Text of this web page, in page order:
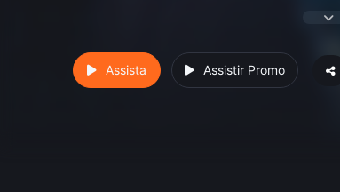
Assista Assistir Promo